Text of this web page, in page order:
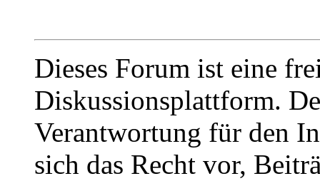
Dieses Forum ist eine
Diskussionsplattform.
Verantwortung für den
sich das Recht vor,